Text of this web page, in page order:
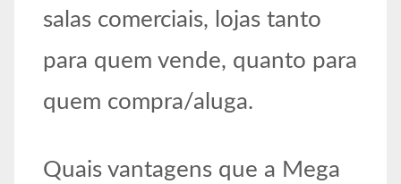
salas comerciais, lojas tanto
para quem vende, quanto para
quem compra/aluga.
Quais vantagens que a Mega